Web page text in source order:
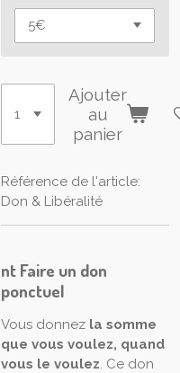
Ajouter
au
panier
Référence de l'article:
Don & Libéralité
nt Faire un don
ponctuel
Vous donnez la somme
que vous voulez, quand
vous le voulez. Ce don